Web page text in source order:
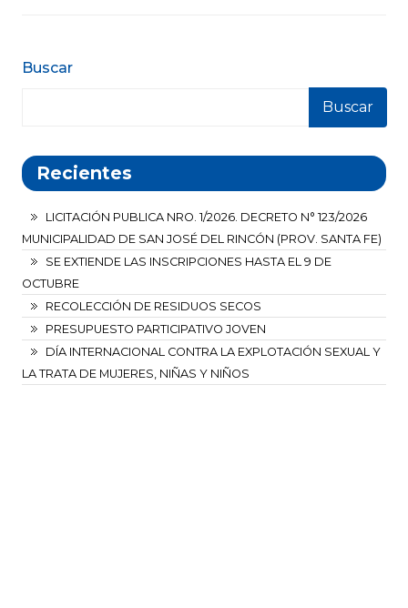
Buscar
Buscar
Recientes
LICITACIÓN PUBLICA NRO. 1/2026. DECRETO N° 123/2026
MUNICIPALIDAD DE SAN JOSÉ DEL RINCÓN (PROV. SANTA FE)
SE EXTIENDE LAS INSCRIPCIONES HASTA EL 9 DE
OCTUBRE
RECOLECCIÓN DE RESIDUOS SECOS
PRESUPUESTO PARTICIPATIVO JOVEN
DÍA INTERNACIONAL CONTRA LA EXPLOTACIÓN SEXUAL Y
LA TRATA DE MUJERES, NIÑAS Y NIÑOS